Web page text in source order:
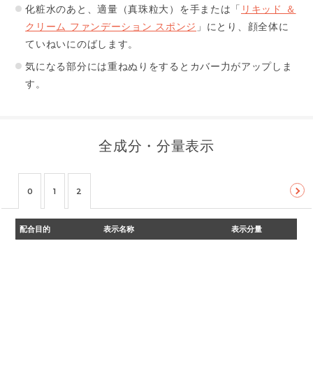
化粧水のあと、適量（真珠粒大）を手または「 リキッド ＆
クリーム ファンデーション スポンジ 」にとり、顔全体に
ていねいにのばします。
気になる部分には重ねぬりをするとカバー力がアップしま
す。
全成分・分量表示
0 1 2
配合目的 表示名称 表示分量